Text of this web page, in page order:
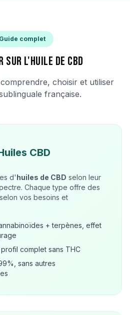
complet
l'Huile de CBD
choisir et utiliser
française.
CBD
d'huiles de CBD selon leur
Chaque type offre des
vos besoins et
+ terpènes, effet
profil complet sans THC
sans autres